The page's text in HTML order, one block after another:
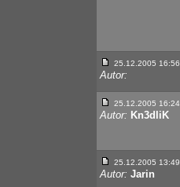
25.12.2005 16:56
Autor:
25.12.2005 16:24
Autor: Kn3dliK
25.12.2005 13:49
Autor: Jarin